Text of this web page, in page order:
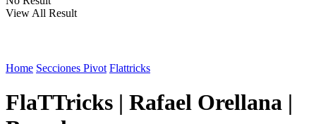
View All Result
Home Secciones Pivot Flattricks
FlaTTricks | Rafael Orellana |